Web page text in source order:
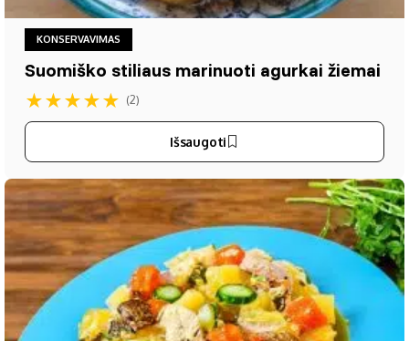
KONSERVAVIMAS
Suomiško stiliaus marinuoti agurkai žiemai
★★★★★ (2)
Išsaugoti